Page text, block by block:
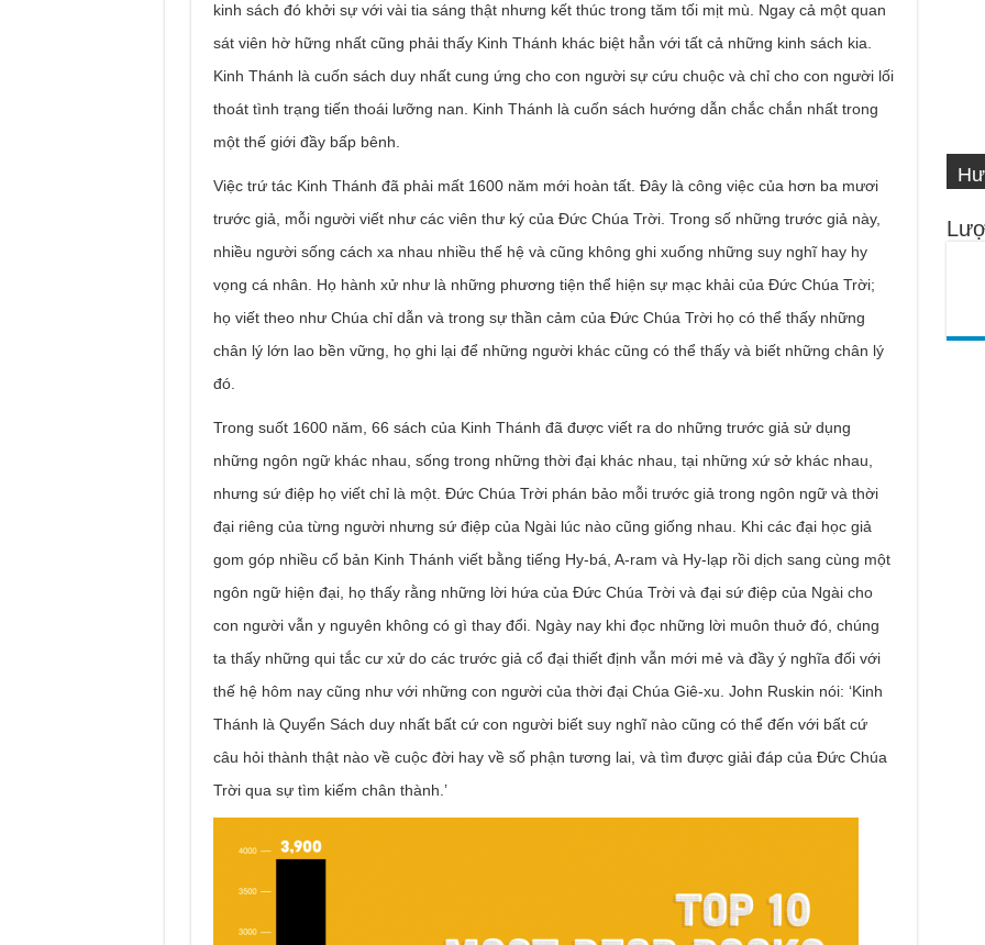
kinh sách đó khởi sự với vài tia sáng thật nhưng kết thúc trong tăm tối mịt mù. Ngay cả một quan
sát viên hờ hững nhất cũng phải thấy Kinh Thánh khác biệt hẳn với tất cả những kinh sách kia.
Kinh Thánh là cuốn sách duy nhất cung ứng cho con người sự cứu chuộc và chỉ cho con người lối
thoát tình trạng tiến thoái lưỡng nan. Kinh Thánh là cuốn sách hướng dẫn chắc chắn nhất trong
một thế giới đầy bấp bênh.
Việc trứ tác Kinh Thánh đã phải mất 1600 năm mới hoàn tất. Ðây là công việc của hơn ba mươi
trước giả, mỗi người viết như các viên thư ký của Ðức Chúa Trời. Trong số những trước giả này,
nhiều người sống cách xa nhau nhiều thế hệ và cũng không ghi xuống những suy nghĩ hay hy
vọng cá nhân. Họ hành xử như là những phương tiện thể hiện sự mạc khải của Ðức Chúa Trời;
họ viết theo như Chúa chỉ dẫn và trong sự thần cảm của Ðức Chúa Trời họ có thể thấy những
chân lý lớn lao bền vững, họ ghi lại để những người khác cũng có thể thấy và biết những chân lý
đó.
Trong suốt 1600 năm, 66 sách của Kinh Thánh đã được viết ra do những trước giả sử dụng
những ngôn ngữ khác nhau, sống trong những thời đại khác nhau, tại những xứ sở khác nhau,
nhưng sứ điệp họ viết chỉ là một. Ðức Chúa Trời phán bảo mỗi trước giả trong ngôn ngữ và thời
đại riêng của từng người nhưng sứ điệp của Ngài lúc nào cũng giống nhau. Khi các đại học giả
gom góp nhiều cổ bản Kinh Thánh viết bằng tiếng Hy-bá, A-ram và Hy-lạp rồi dịch sang cùng một
ngôn ngữ hiện đại, họ thấy rằng những lời hứa của Ðức Chúa Trời và đại sứ điệp của Ngài cho
con người vẫn y nguyên không có gì thay đổi. Ngày nay khi đọc những lời muôn thuở đó, chúng
ta thấy những qui tắc cư xử do các trước giả cổ đại thiết định vẫn mới mẻ và đầy ý nghĩa đối với
thế hệ hôm nay cũng như với những con người của thời đại Chúa Giê-xu. John Ruskin nói: ‘Kinh
Thánh là Quyển Sách duy nhất bất cứ con người biết suy nghĩ nào cũng có thể đến với bất cứ
câu hỏi thành thật nào về cuộc đời hay về số phận tương lai, và tìm được giải đáp của Ðức Chúa
Trời qua sự tìm kiếm chân thành.’